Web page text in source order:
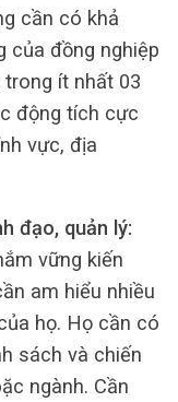
cần có khả
của đồng nghiệp
ít nhất 03
động tích cực
vực, địa
đạo, quản lý:
vững kiến
am hiểu nhiều
họ. Họ cần có
sách và chiến
ngành. Cần